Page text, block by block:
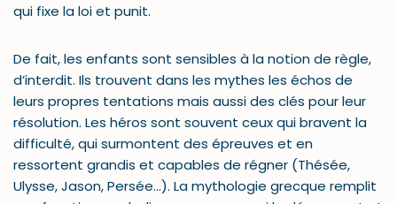
qui fixe la loi et punit.
De fait, les enfants sont sensibles à la notion de règle,
d’interdit. Ils trouvent dans les mythes les échos de
leurs propres tentations mais aussi des clés pour leur
résolution. Les héros sont souvent ceux qui bravent la
difficulté, qui surmontent des épreuves et en
ressortent grandis et capables de régner (Thésée,
Ulysse, Jason, Persée…). La mythologie grecque remplit